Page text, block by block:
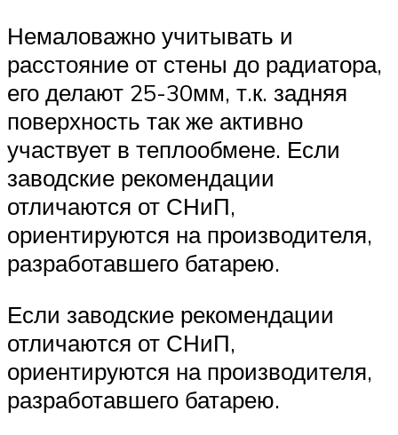
Немаловажно учитывать и
расстояние от стены до радиатора,
его делают 25-30мм, т.к. задняя
поверхность так же активно
участвует в теплообмене. Если
заводские рекомендации
отличаются от СНиП,
ориентируются на производителя,
разработавшего батарею.
Если заводские рекомендации
отличаются от СНиП,
ориентируются на производителя,
разработавшего батарею.